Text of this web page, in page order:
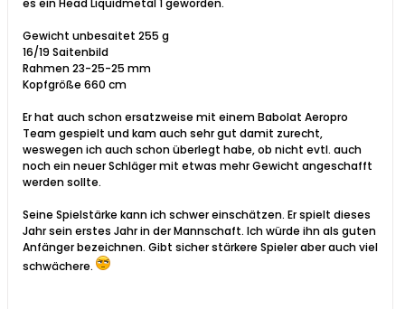
es ein Head Liquidmetal 1 geworden.
Gewicht unbesaitet 255 g
16/19 Saitenbild
Rahmen 23-25-25 mm
Kopfgröße 660 cm
Er hat auch schon ersatzweise mit einem Babolat Aeropro
Team gespielt und kam auch sehr gut damit zurecht,
weswegen ich auch schon überlegt habe, ob nicht evtl. auch
noch ein neuer Schläger mit etwas mehr Gewicht angeschafft
werden sollte.
Seine Spielstärke kann ich schwer einschätzen. Er spielt dieses
Jahr sein erstes Jahr in der Mannschaft. Ich würde ihn als guten
Anfänger bezeichnen. Gibt sicher stärkere Spieler aber auch viel
schwächere.